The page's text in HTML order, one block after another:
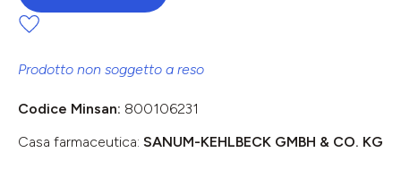
Prodotto non soggetto a reso
Codice Minsan: 800106231
Casa farmaceutica: SANUM-KEHLBECK GMBH & CO. KG